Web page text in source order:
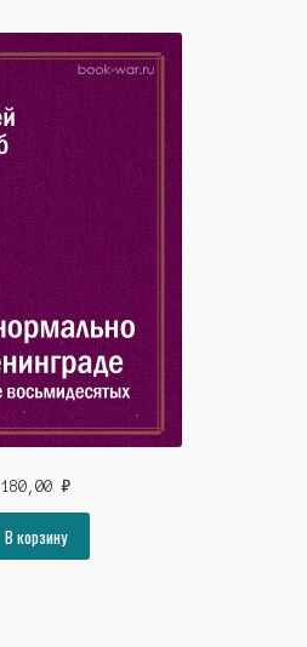
180,00 ₽
В корзину